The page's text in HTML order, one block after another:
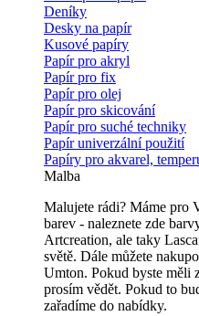
Deníky
Desky na papír
Kusové papíry
Papír pro akryl
Papír pro fix
Papír pro olej
Papír pro skicování
Papír pro suché techniky
Papír univerzální použití
Papíry pro akvarel,
Malba
Malujete rádi? Máme pro
barev - naleznete zde
Artcreation, ale taky
světě. Dále můžete
Umton. Pokud byste měli
prosím vědět. Pokud to
zařadíme do nabídky.